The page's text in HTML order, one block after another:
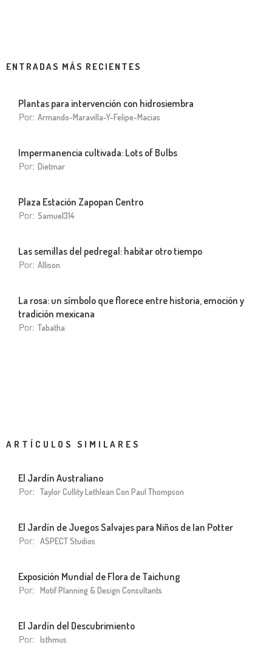
ENTRADAS MÁS RECIENTES
Plantas para intervención con hidrosiembra
Por: Armando-Maravilla-Y-Felipe-Macias
Impermanencia cultivada: Lots of Bulbs
Por: Dietmar
Plaza Estación Zapopan Centro
Por: Samuel314
Las semillas del pedregal: habitar otro tiempo
Por: Allison
La rosa: un símbolo que florece entre historia, emoción y
tradición mexicana
Por: Tabatha
ARTÍCULOS SIMILARES
El Jardín Australiano
Por: Taylor Cullity Lethlean Con Paul Thompson
El Jardín de Juegos Salvajes para Niños de Ian Potter
Por: ASPECT Studios
Exposición Mundial de Flora de Taichung
Por: Motif Planning & Design Consultants
El Jardín del Descubrimiento
Por: Isthmus